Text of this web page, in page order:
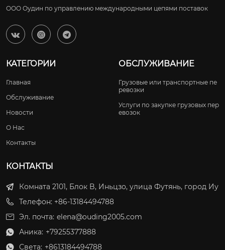
ООО Оудин по управлению международными цепями поставок
  
КАТЕГОРИИ
Главная
Обслуживание
Новости
О Нас
Контакты
ОБСЛУЖИВАНИЕ
Грузовые или транспортные пе
ревозки
Услуги по закупке грузовых пер
евозок
КОНТАКТЫ
Комната 2101, Блок B, Иньцзо, улица Футянь, город Иу
Телефон: +86-13184494788
Эл. почта: elena@ouding2005.com
 Аника: +79255377888
 Света: +8613184494788